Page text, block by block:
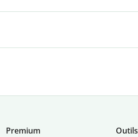
Premium
Outils